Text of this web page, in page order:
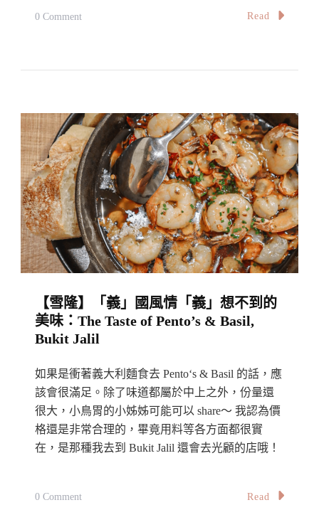
0 CommentOn
再
也
隱
藏
在
二
樓
的
小
咖
啡
館：
Tiennielicious,
Subang
Jaya
Read
【雪隆】「義」國風情「義」想不到的
美味：The Taste of Pento’s & Basil,
Bukit Jalil
如果是衝著義大利麵食去 Pento‘s & Basil 的話，應
該會很滿足。除了味道都屬於中上之外，份量還
很大，小鳥胃的小姊姊可能可以 share～ 我認為價
格還是非常合理的，畢竟用料等各方面都很實
在，是那種我去到 Bukit Jalil 還會去光顧的店哦！
0 CommentOn
Read